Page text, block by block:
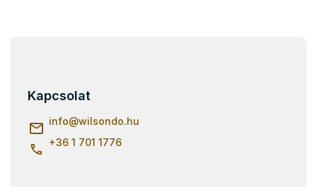
Kapcsolat
info@wilsondo.hu
+36 1 701 1776